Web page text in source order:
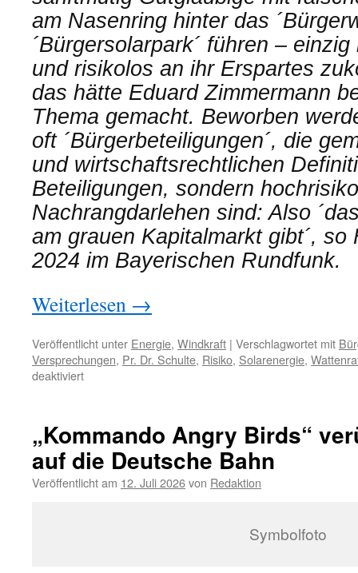
am Nasenring hinter das
´Bürgersolarpark´ führen –
und risikolos an ihr Erspartes
das hätte Eduard Zimmermann
Thema gemacht. Beworben
oft ´Bürgerbeteiligungen´, die
und wirtschaftsrechtlichen
Beteiligungen, sondern
Nachrangdarlehen sind: Also
am grauen Kapitalmarkt gibt´, so
2024 im Bayerischen Rundfunk.
Weiterlesen →
Veröffentlicht unter Energie, Windkraft | Verschlagwortet mit
Versprechungen, Pr. Dr. Schulte, Risiko, Solarenergie,
deaktiviertfür
Solarenergie
–
Warnung
vor
„Kommando Angry Birds“
auf die Deutsche Bahn
Veröffentlicht am 12. Juli 2026von Redaktion
Symbolfoto